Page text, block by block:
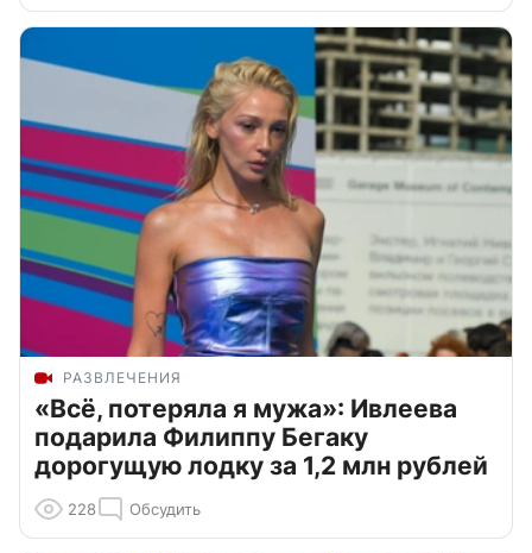
РАЗВЛЕЧЕНИЯ
«Всё, потеряла я мужа»: Ивлеева
подарила Филиппу Бегаку
дорогущую лодку за 1,2 млн рублей
228 Обсудить